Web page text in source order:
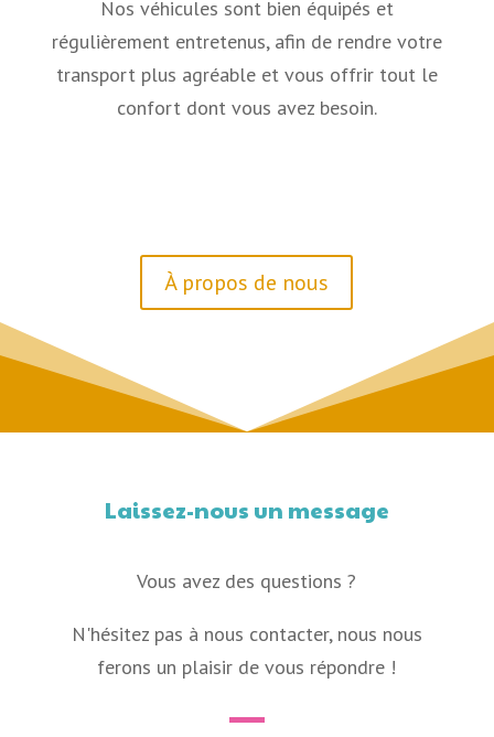
Nos véhicules sont bien équipés et
régulièrement entretenus, afin de rendre votre
transport plus agréable et vous offrir tout le
confort dont vous avez besoin.
À propos de nous
Laissez-nous un message
Vous avez des questions ?
N'hésitez pas à nous contacter, nous nous
ferons un plaisir de vous répondre !